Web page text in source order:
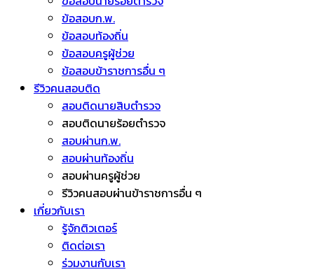
ข้อสอบก.พ.
ข้อสอบท้องถิ่น
ข้อสอบครูผู้ช่วย
ข้อสอบข้าราชการอื่น ๆ
รีวิวคนสอบติด
สอบติดนายสิบตำรวจ
สอบติดนายร้อยตำรวจ
สอบผ่านก.พ.
สอบผ่านท้องถิ่น
สอบผ่านครูผู้ช่วย
รีวิวคนสอบผ่านข้าราชการอื่น ๆ
เกี่ยวกับเรา
รู้จักติวเตอร์
ติดต่อเรา
ร่วมงานกับเรา